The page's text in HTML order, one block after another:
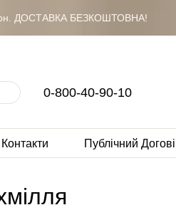
грн. ДОСТАВКА БЕЗКОШТОВНА!
0-800-40-90-10
Контакти Публічний